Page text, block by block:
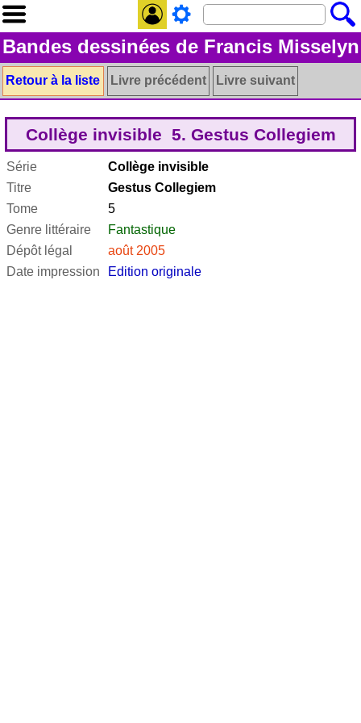
Bandes dessinées de Francis Misselyn
Retour à la liste Livre précédent Livre suivant
Collège invisible 5. Gestus Collegiem
Série
Collège invisible
Titre
Gestus Collegiem
Tome
5
Genre littéraire
Fantastique
Dépôt légal
août 2005
Date impression
Edition originale